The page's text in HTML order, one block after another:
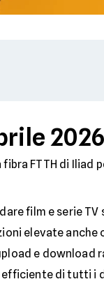
FTTH di
film e serie
elevate anche
e download
di tutti i